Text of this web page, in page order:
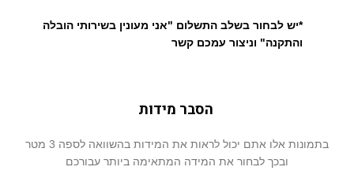
*יש לבחור בשלב התשלום "אני מעונין בשירותי הובלה
והתקנה" וניצור עמכם קשר
הסבר מידות
בתמונות אלו אתם יכול לראות את המידות בהשוואה לספה 3 מטר
ובכך לבחור את המידה המתאימה ביותר עבורכם